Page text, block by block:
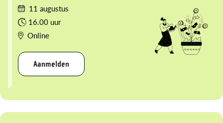
11 augustus
16.00 uur
Online
Aanmelden